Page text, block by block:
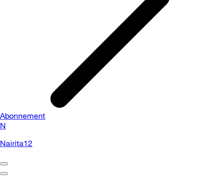
Abonnement
N
Nairita12